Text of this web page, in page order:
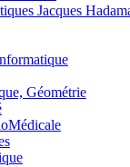
Jacques
Géométrie